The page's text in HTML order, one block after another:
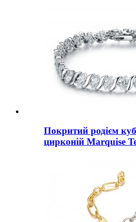
Покритий родієм
цирконій Marquise